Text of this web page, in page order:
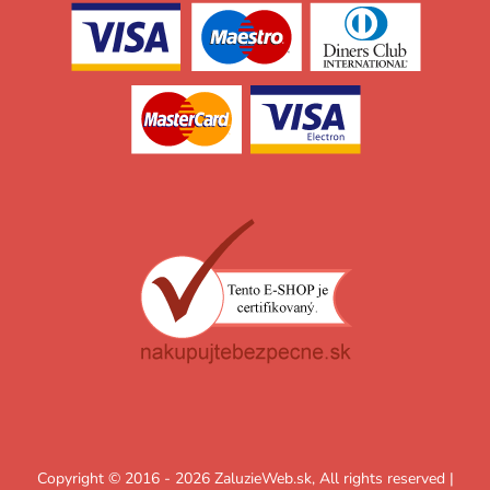
Copyright © 2016 - 2026 ZaluzieWeb.sk, All rights reserved |